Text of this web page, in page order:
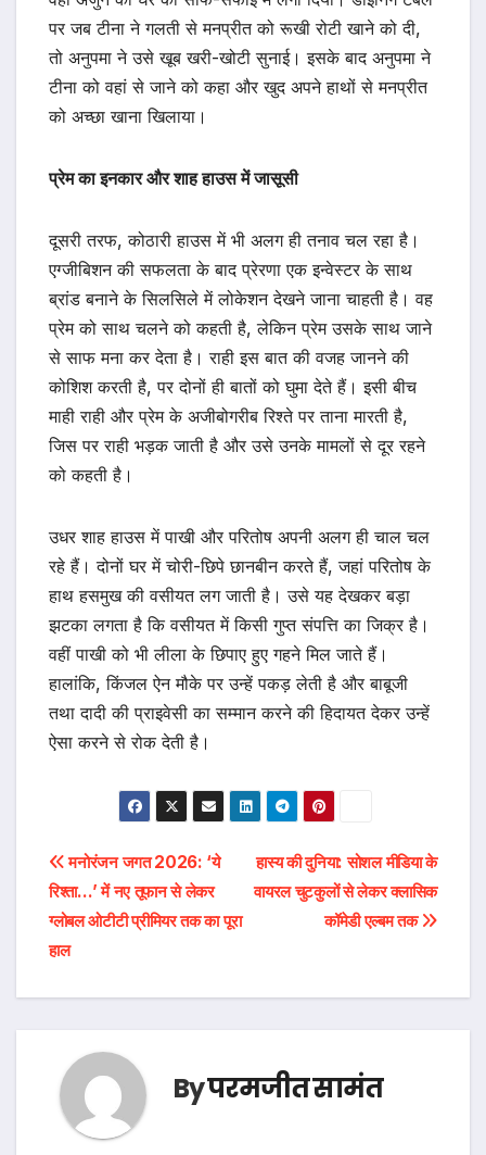
पर जब टीना ने गलती से मनप्रीत को रूखी रोटी खाने को दी,
तो अनुपमा ने उसे खूब खरी-खोटी सुनाई। इसके बाद अनुपमा ने
टीना को वहां से जाने को कहा और खुद अपने हाथों से मनप्रीत
को अच्छा खाना खिलाया।
प्रेम का इनकार और शाह हाउस में जासूसी
दूसरी तरफ, कोठारी हाउस में भी अलग ही तनाव चल रहा है।
एग्जीबिशन की सफलता के बाद प्रेरणा एक इन्वेस्टर के साथ
ब्रांड बनाने के सिलसिले में लोकेशन देखने जाना चाहती है। वह
प्रेम को साथ चलने को कहती है, लेकिन प्रेम उसके साथ जाने
से साफ मना कर देता है। राही इस बात की वजह जानने की
कोशिश करती है, पर दोनों ही बातों को घुमा देते हैं। इसी बीच
माही राही और प्रेम के अजीबोगरीब रिश्ते पर ताना मारती है,
जिस पर राही भड़क जाती है और उसे उनके मामलों से दूर रहने
को कहती है।
उधर शाह हाउस में पाखी और परितोष अपनी अलग ही चाल चल
रहे हैं। दोनों घर में चोरी-छिपे छानबीन करते हैं, जहां परितोष के
हाथ हसमुख की वसीयत लग जाती है। उसे यह देखकर बड़ा
झटका लगता है कि वसीयत में किसी गुप्त संपत्ति का जिक्र है।
वहीं पाखी को भी लीला के छिपाए हुए गहने मिल जाते हैं।
हालांकि, किंजल ऐन मौके पर उन्हें पकड़ लेती है और बाबूजी
तथा दादी की प्राइवेसी का सम्मान करने की हिदायत देकर उन्हें
ऐसा करने से रोक देती है।
पोस्ट
नेविगेशन
हास्य की दुनिया: सोशल मीडिया के
वायरल चुटकुलों से लेकर क्लासिक
कॉमेडी एल्बम तक
मनोरंजन जगत 2026: ‘ये
रिश्ता…’ में नए तूफान से लेकर
ग्लोबल ओटीटी प्रीमियर तक का पूरा
हाल
Byपरमजीत सामंत